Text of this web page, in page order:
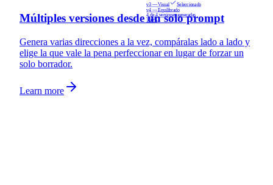
v3 — Visual
Seleccionado
v4 — Equilibrado
4 de 4 versiones generadas
100%
Múltiples versiones desde un solo prompt
Genera varias direcciones a la vez, compáralas lado a lado y
elige la que vale la pena perfeccionar en lugar de forzar un
solo borrador.
Learn more